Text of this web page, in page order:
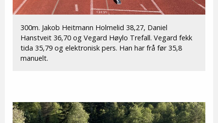
300m. Jakob Heitmann Holmelid 38,27, Daniel
Hanstveit 36,70 og Vegard Høylo Trefall. Vegard fekk
tida 35,79 og elektronisk pers. Han har frå før 35,8
manuelt.